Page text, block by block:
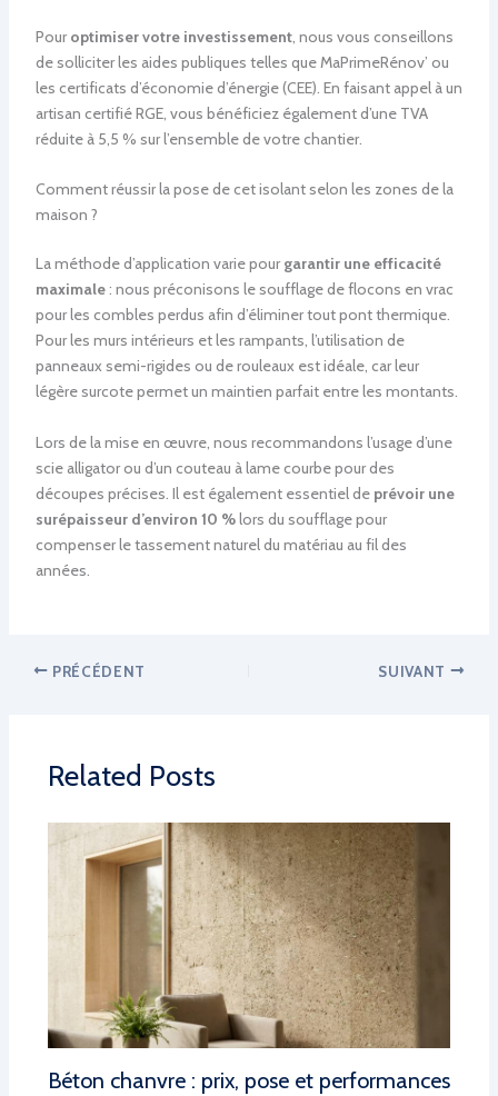
Pour optimiser votre investissement, nous vous conseillons
de solliciter les aides publiques telles que MaPrimeRénov’ ou
les certificats d’économie d’énergie (CEE). En faisant appel à un
artisan certifié RGE, vous bénéficiez également d’une TVA
réduite à 5,5 % sur l’ensemble de votre chantier.
Comment réussir la pose de cet isolant selon les zones de la
maison ?
La méthode d’application varie pour garantir une efficacité
maximale: nous préconisons le soufflage de flocons en vrac
pour les combles perdus afin d’éliminer tout pont thermique.
Pour les murs intérieurs et les rampants, l’utilisation de
panneaux semi-rigides ou de rouleaux est idéale, car leur
légère surcote permet un maintien parfait entre les montants.
Lors de la mise en œuvre, nous recommandons l’usage d’une
scie alligator ou d’un couteau à lame courbe pour des
découpes précises. Il est également essentiel de prévoir une
surépaisseur d’environ 10 %lors du soufflage pour
compenser le tassement naturel du matériau au fil des
années.
PRÉCÉDENT SUIVANT
Related Posts
Béton chanvre : prix, pose et performances